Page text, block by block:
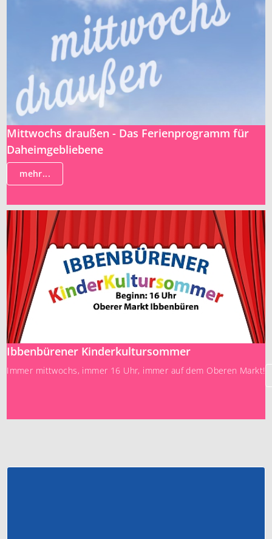
Mittwochs draußen - Das Ferienprogramm für
Daheimgebliebene
mehr...
Ibbenbürener Kinderkultursommer
Immer mittwochs, immer 16 Uhr, immer auf dem Oberen Markt!